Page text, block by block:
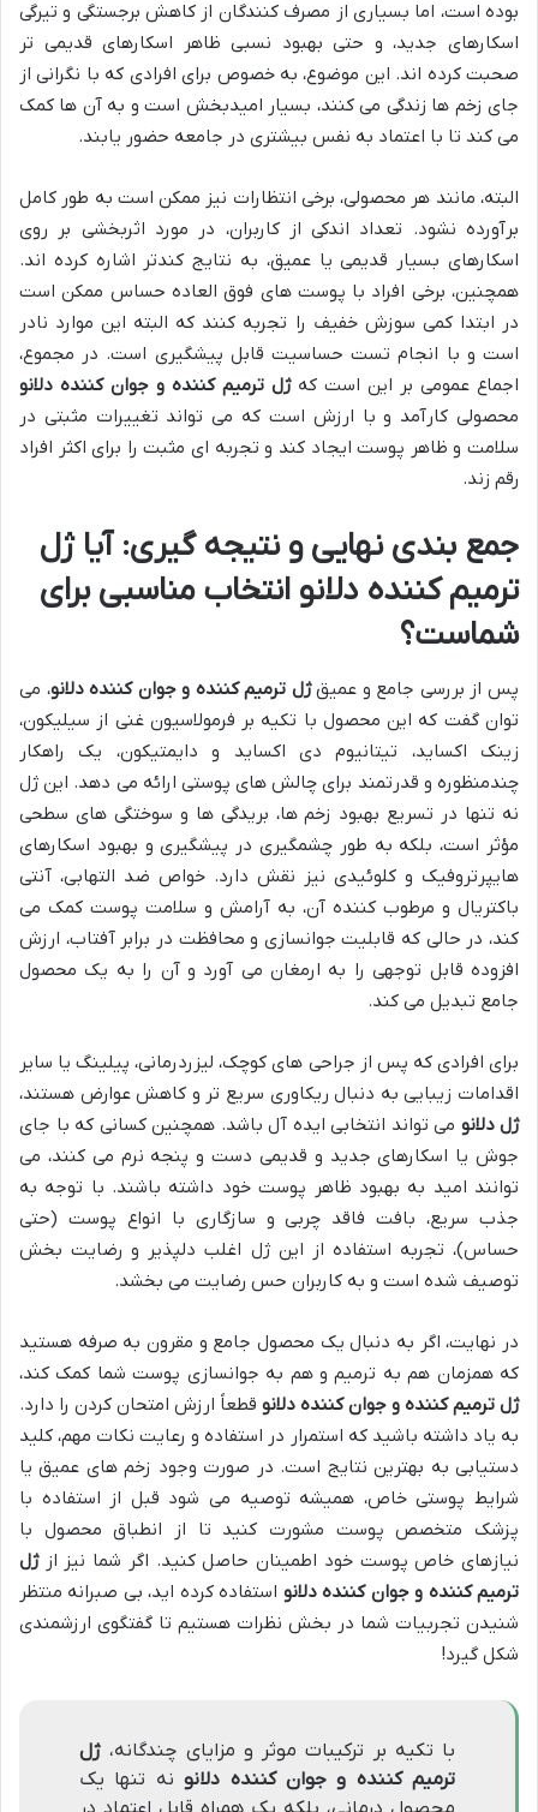
بوده است، اما بسیاری از مصرف کنندگان از کاهش برجستگی و تیرگی
اسکارهای جدید، و حتی بهبود نسبی ظاهر اسکارهای قدیمی تر
صحبت کرده اند. این موضوع، به خصوص برای افرادی که با نگرانی از
جای زخم ها زندگی می کنند، بسیار امیدبخش است و به آن ها کمک
می کند تا با اعتماد به نفس بیشتری در جامعه حضور یابند.
البته، مانند هر محصولی، برخی انتظارات نیز ممکن است به طور کامل
برآورده نشود. تعداد اندکی از کاربران، در مورد اثربخشی بر روی
اسکارهای بسیار قدیمی یا عمیق، به نتایج کندتر اشاره کرده اند.
همچنین، برخی افراد با پوست های فوق العاده حساس ممکن است
در ابتدا کمی سوزش خفیف را تجربه کنند که البته این موارد نادر
است و با انجام تست حساسیت قابل پیشگیری است. در مجموع،
اجماع عمومی بر این است کهژل ترمیم کننده و جوان کننده دلانو
محصولی کارآمد و با ارزش است که می تواند تغییرات مثبتی در
سلامت و ظاهر پوست ایجاد کند و تجربه ای مثبت را برای اکثر افراد
رقم زند.
جمع بندی نهایی و نتیجه گیری: آیاژل
ترمیم کننده دلانو انتخاب مناسبی برای
شماست؟
پس از بررسی جامع و عمیقژل ترمیم کننده و جوان کننده دلانو، می
توان گفت که این محصول با تکیه بر فرمولاسیون غنی از سیلیکون،
زینک اکساید، تیتانیوم دی اکساید و دایمتیکون، یک راهکار
چندمنظوره و قدرتمند برای چالش های پوستی ارائه می دهد. این ژل
نه تنها در تسریع بهبود زخم ها، بریدگی ها و سوختگی های سطحی
مؤثر است، بلکه به طور چشمگیری در پیشگیری و بهبود اسکارهای
هایپرتروفیک و کلوئیدی نیز نقش دارد. خواص ضد التهابی، آنتی
باکتریال و مرطوب کننده آن، به آرامش و سلامت پوست کمک می
کند، در حالی که قابلیت جوانسازی و محافظت در برابر آفتاب، ارزش
افزوده قابل توجهی را به ارمغان می آورد و آن را به یک محصول
جامع تبدیل می کند.
برای افرادی که پس از جراحی های کوچک، لیزردرمانی، پیلینگ یا سایر
اقدامات زیبایی به دنبال ریکاوری سریع تر و کاهش عوارض هستند،
ژل دلانو می تواند انتخابی ایده آل باشد. همچنین کسانی که با جای
جوش یا اسکارهای جدید و قدیمی دست و پنجه نرم می کنند، می
توانند امید به بهبود ظاهر پوست خود داشته باشند. با توجه به
جذب سریع، بافت فاقد چربی و سازگاری با انواع پوست (حتی
حساس)، تجربه استفاده از این ژل اغلب دلپذیر و رضایت بخش
توصیف شده است و به کاربران حس رضایت می بخشد.
در نهایت، اگر به دنبال یک محصول جامع و مقرون به صرفه هستید
که همزمان هم به ترمیم و هم به جوانسازی پوست شما کمک کند،
ژل ترمیم کننده و جوان کننده دلانو قطعاً ارزش امتحان کردن را دارد.
به یاد داشته باشید که استمرار در استفاده و رعایت نکات مهم، کلید
دستیابی به بهترین نتایج است. در صورت وجود زخم های عمیق یا
شرایط پوستی خاص، همیشه توصیه می شود قبل از استفاده با
پزشک متخصص پوست مشورت کنید تا از انطباق محصول با
نیازهای خاص پوست خود اطمینان حاصل کنید. اگر شما نیز ازژل
ترمیم کننده و جوان کننده دلانو استفاده کرده اید، بی صبرانه منتظر
شنیدن تجربیات شما در بخش نظرات هستیم تا گفتگوی ارزشمندی
شکل گیرد!
با تکیه بر ترکیبات موثر و مزایای چندگانه، ژل
ترمیم کننده و جوان کننده دلانونه تنها یک